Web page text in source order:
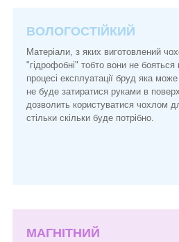
ВОЛОГОСТІЙКИЙ
Матеріали, з яких виготовлений
"гідрофобні" тобто вони не бояться
процесі експлуатації бруд яка
не буде затиратися руками в
дозволить користуватися чохлом
стільки скільки буде потрібно.
МАГНІТНИЙ